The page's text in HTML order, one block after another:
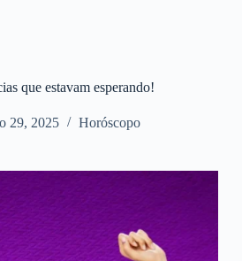
que estavam esperando!
29, 2025 Horóscopo